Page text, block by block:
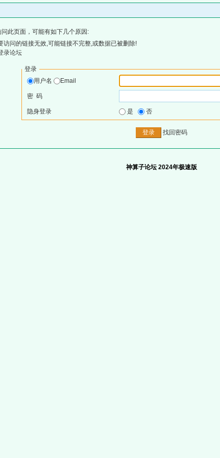
此页面，可能有如下几个原因:
访问的链接无效,可能链接不完整,或数据已被删除!
录论坛
登录
用户名
Email
密 码
隐身登录 是 否
找回密码
神算子论坛 2024年极速版